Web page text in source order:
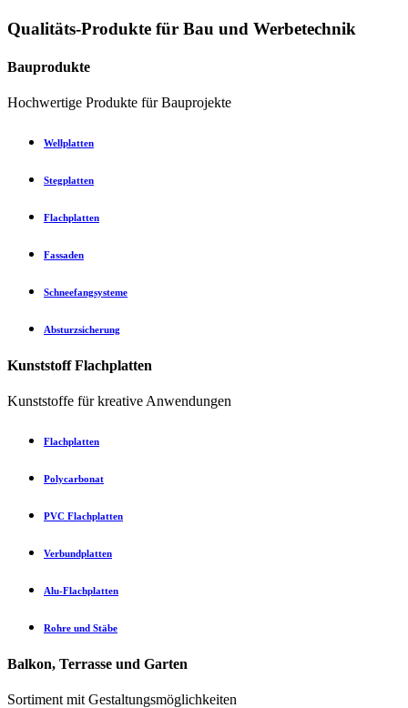
Qualitäts-Produkte für Bau und Werbetechnik
Bauprodukte
Hochwertige Produkte für Bauprojekte
Wellplatten
Stegplatten
Flachplatten
Fassaden
Schneefangsysteme
Absturzsicherung
Kunststoff Flachplatten
Kunststoffe für kreative Anwendungen
Flachplatten
Polycarbonat
PVC Flachplatten
Verbundplatten
Alu-Flachplatten
Rohre und Stäbe
Balkon, Terrasse und Garten
Sortiment mit Gestaltungsmöglichkeiten